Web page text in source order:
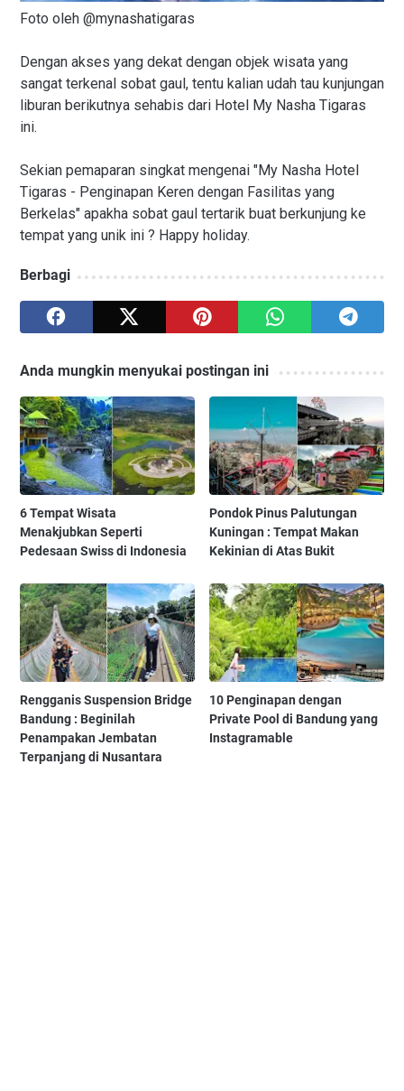
Foto oleh @mynashatigaras
Dengan akses yang dekat dengan objek wisata yang
sangat terkenal sobat gaul, tentu kalian udah tau kunjungan
liburan berikutnya sehabis dari Hotel My Nasha Tigaras
ini.
Sekian pemaparan singkat mengenai "My Nasha Hotel
Tigaras - Penginapan Keren dengan Fasilitas yang
Berkelas" apakha sobat gaul tertarik buat berkunjung ke
tempat yang unik ini ? Happy holiday.
Berbagi
Anda mungkin menyukai postingan ini
6 Tempat Wisata
Menakjubkan Seperti
Pedesaan Swiss di Indonesia
Pondok Pinus Palutungan
Kuningan : Tempat Makan
Kekinian di Atas Bukit
Rengganis Suspension Bridge
Bandung : Beginilah
Penampakan Jembatan
Terpanjang di Nusantara
10 Penginapan dengan
Private Pool di Bandung yang
Instagramable